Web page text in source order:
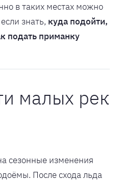
в таких местах можно
знать, куда подойти,
подать приманку
малых рек
сезонные изменения
После схода льда